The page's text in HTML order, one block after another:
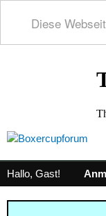
Diese
Hallo, Gast!